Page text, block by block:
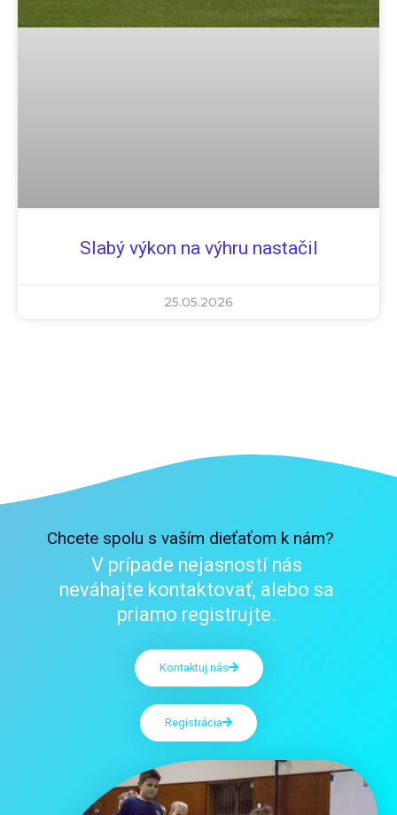
Slabý výkon na výhru nastačil
25.05.2026
Chcete spolu s vaším dieťaťom k nám?
V prípade nejasností nás
neváhajte kontaktovať, alebo sa
priamo registrujte.
Kontaktuj nás
Registrácia